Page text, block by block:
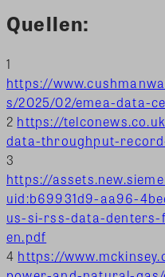
Quellen:
1
https://
s/2025/02/emea-data-
2 https://
data-throughput-
3
https://
uid:b69931d9-aa96-
us-si-rss-data-denters-
en.pdf
4 https://